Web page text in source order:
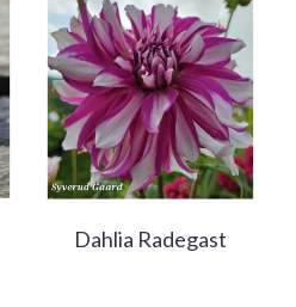
Dahlia Radegast